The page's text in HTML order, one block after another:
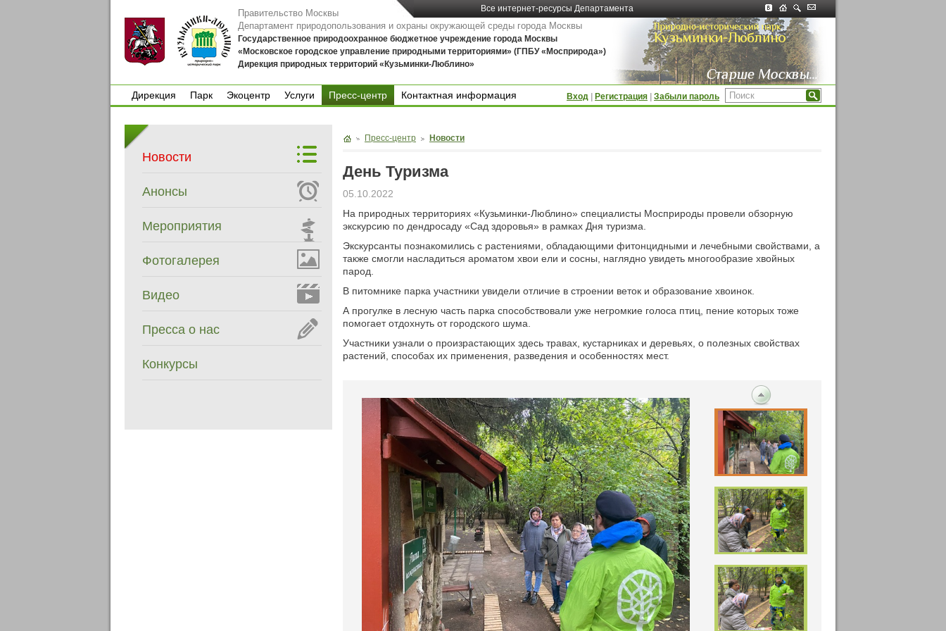
Все интернет-ресурсы Департамента
Правительство Москвы
Департамент природопользования и охраны окружающей среды города Москвы
Государственное природоохранное бюджетное учреждение города Москвы
«Московское городское управление природными территориями» (ГПБУ «Мосприрода»)
Дирекция природных территорий «Кузьминки-Люблино»
Дирекция
Парк
Экоцентр
Услуги
Пресс-центр
Контактная информация
Вход Регистрация Забыли пароль
Новости
Анонсы
Мероприятия
Фотогалерея
Видео
Пресса о нас
Конкурсы
Пресс-центр Новости
День Туризма
05.10.2022
На природных территориях «Кузьминки-Люблино» специалисты Мосприроды провели обзорную
экскурсию по дендросаду «Сад здоровья» в рамках Дня туризма.
Экскурсанты познакомились с растениями, обладающими фитонцидными и лечебными свойствами, а
также смогли насладиться ароматом хвои ели и сосны, наглядно увидеть многообразие хвойных
парод.
В питомнике парка участники увидели отличие в строении веток и образование хвоинок.
А прогулке в лесную часть парка способствовали уже негромкие голоса птиц, пение которых тоже
помогает отдохнуть от городского шума.
Участники узнали о произрастающих здесь травах, кустарниках и деревьях, о полезных свойствах
растений, способах их применения, разведения и особенностях мест.